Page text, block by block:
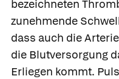
bezeichneten
zunehmende
dass auch die
die Blutversorgung
Erliegen kommt.